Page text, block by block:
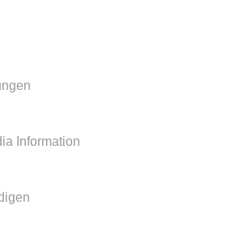
Information